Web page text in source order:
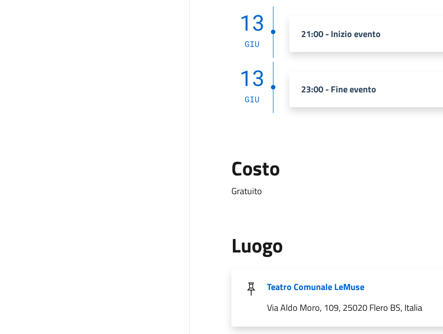
13
GIU
21:00 - Inizio evento
13
GIU
23:00 - Fine evento
Costo
Gratuito
Luogo
Teatro Comunale LeMuse
Via Aldo Moro, 109, 25020 Flero BS, Italia